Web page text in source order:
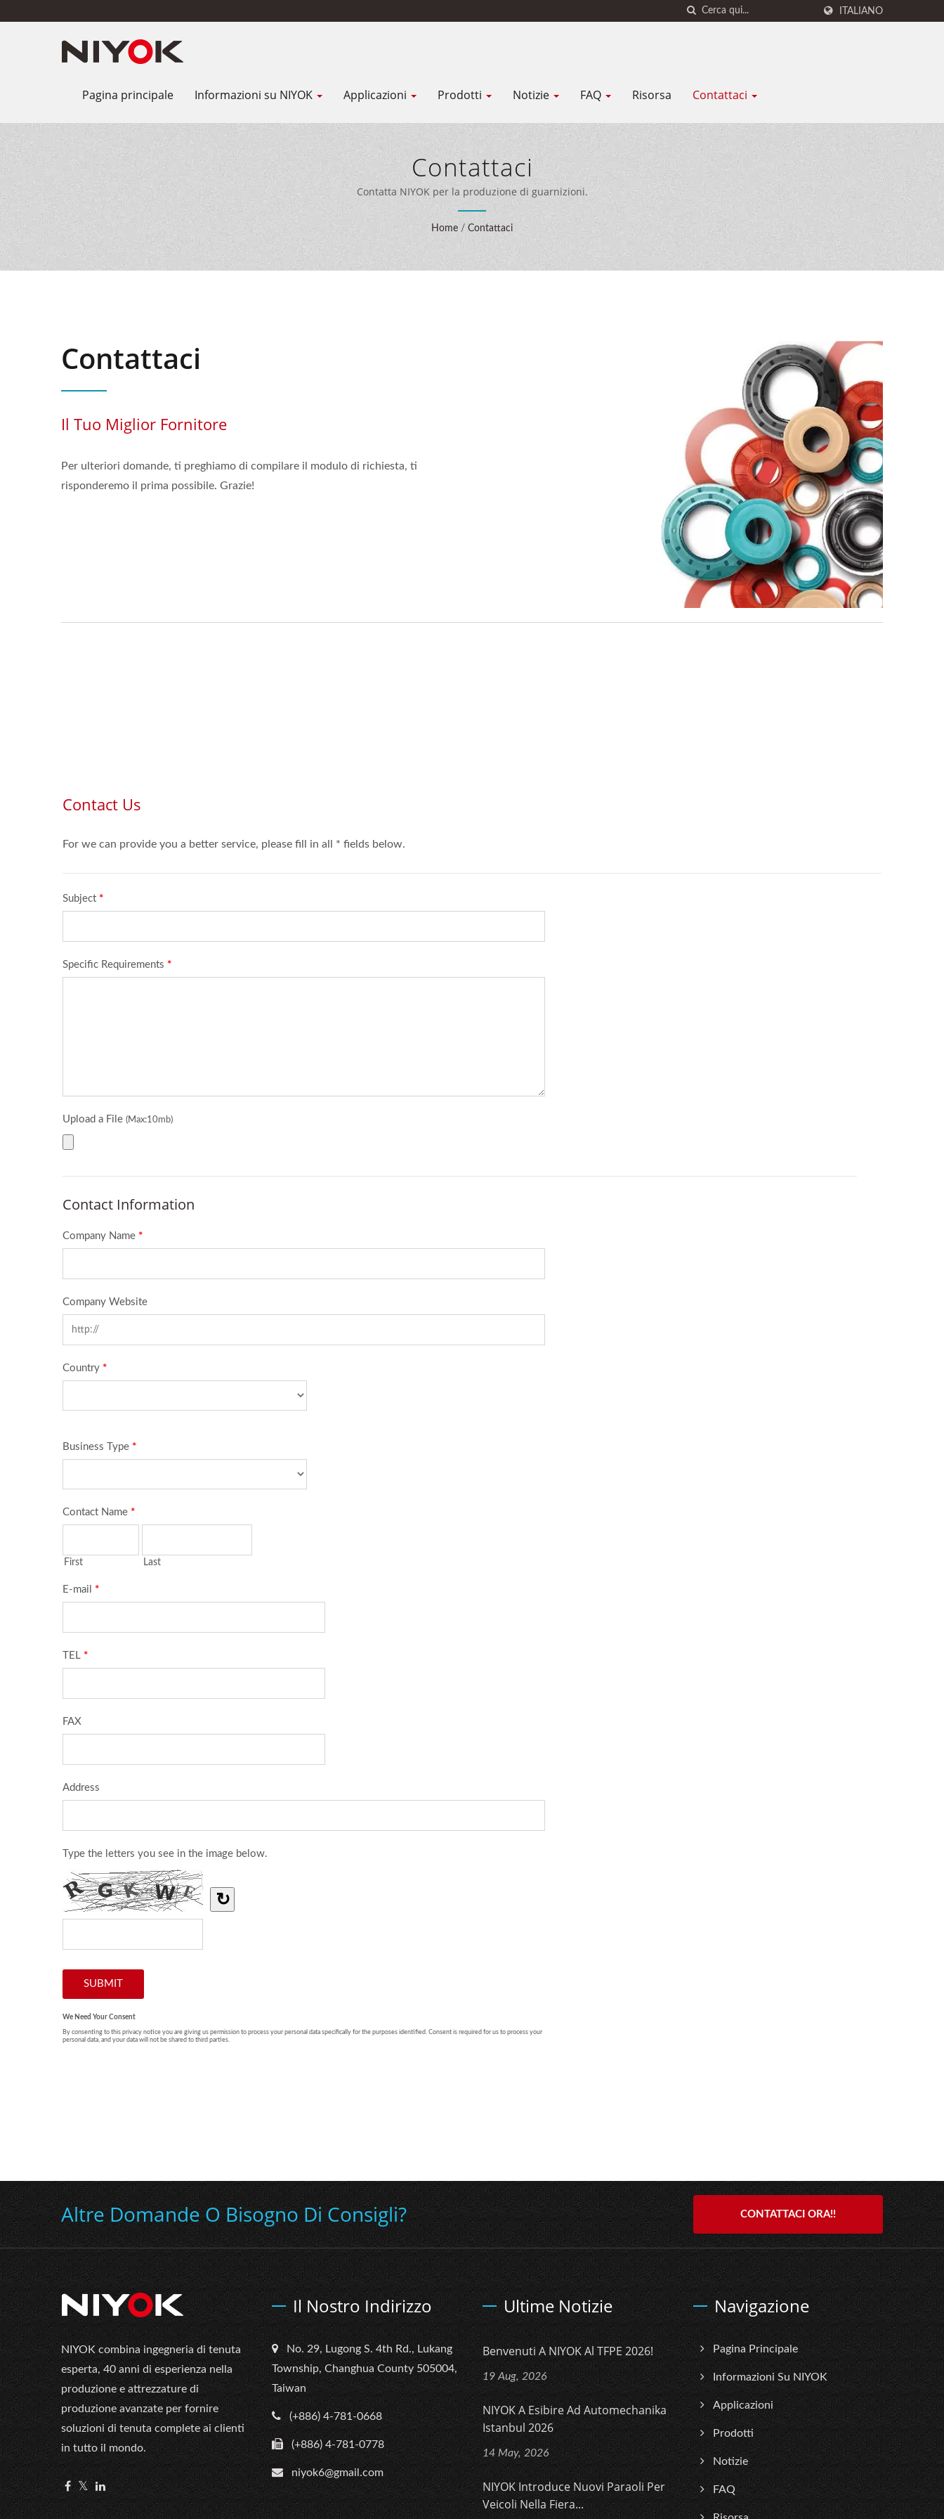
ITALIANO
Pagina principale Informazioni su NIYOK Applicazioni Prodotti Notizie FAQ Risorsa Contattaci
Contattaci
Contatta NIYOK per la produzione di guarnizioni.
Home / Contattaci
Contattaci
Il Tuo Miglior Fornitore
Per ulteriori domande, ti preghiamo di compilare il modulo di richiesta, ti
risponderemo il prima possibile. Grazie!
Altre Domande O Bisogno Di Consigli? CONTATTACI ORA!!
NIYOK combina ingegneria di tenuta
esperta, 40 anni di esperienza nella
produzione e attrezzature di
produzione avanzate per fornire
soluzioni di tenuta complete ai clienti
in tutto il mondo.
Il Nostro Indirizzo
No. 29, Lugong S. 4th Rd., Lukang
Township, Changhua County 505004,
Taiwan
(+886) 4-781-0668
(+886) 4-781-0778
niyok6@gmail.com
Ultime Notizie
Benvenuti A NIYOK Al TFPE 2026!
19 Aug, 2026
NIYOK A Esibire Ad Automechanika
Istanbul 2026
14 May, 2026
NIYOK Introduce Nuovi Paraoli Per
Veicoli Nella Fiera...
Navigazione
Pagina Principale
Informazioni Su NIYOK
Applicazioni
Prodotti
Notizie
FAQ